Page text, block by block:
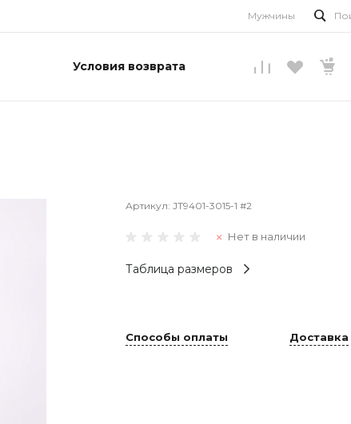
Мужчины
Условия возврата
Артикул: JT9401-3015-1 #2
Нет в наличии
Таблица размеров
Способы оплаты Доставка